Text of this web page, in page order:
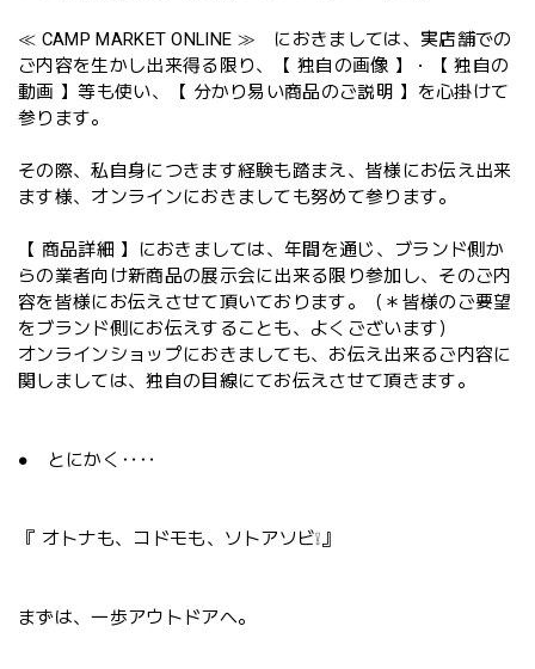
≪ CAMP MARKET ONLINE ≫ におきましては、実店舗での
ご内容を生かし出来得る限り、【 独自の画像 】・【 独自の
動画 】等も使い、【 分かり易い商品のご説明 】を心掛けて
参ります。
その際、私自身につきます経験も踏まえ、皆様にお伝え出来
ます様、オンラインにおきましても努めて参ります。
【 商品詳細 】におきましては、年間を通じ、ブランド側か
らの業者向け新商品の展示会に出来る限り参加し、そのご内
容を皆様にお伝えさせて頂いております。（＊皆様のご要望
をブランド側にお伝えすることも、よくございます）
オンラインショップにおきましても、お伝え出来るご内容に
関しましては、独自の目線にてお伝えさせて頂きます。
● とにかく‥‥
『 オトナも、コドモも、ソトアソビ❕』
まずは、一歩アウトドアへ。